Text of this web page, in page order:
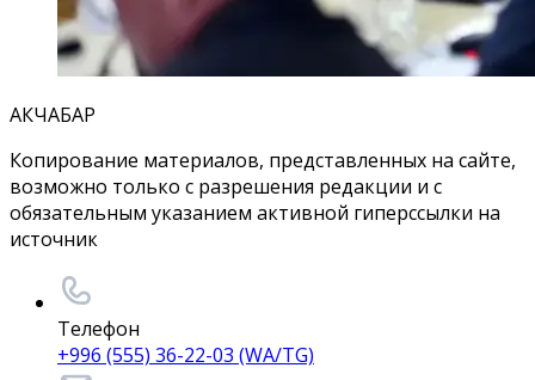
АКЧАБАР
Копирование материалов, представленных на сайте,
возможно только с разрешения редакции и с
обязательным указанием активной гиперссылки на
источник
Телефон
+996 (555) 36-22-03 (WA/TG)